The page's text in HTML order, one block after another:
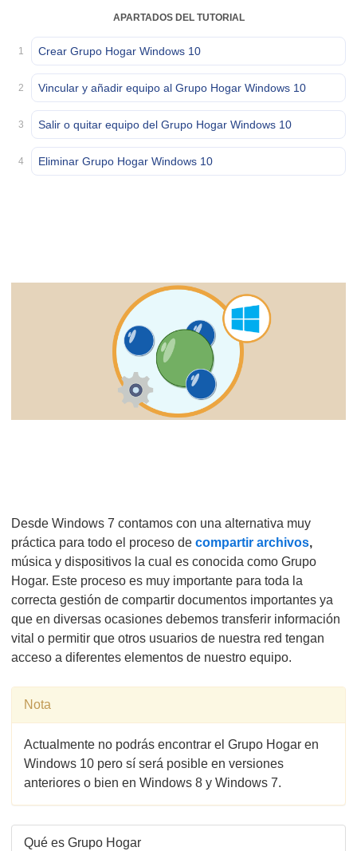
APARTADOS DEL TUTORIAL
1 Crear Grupo Hogar Windows 10
2 Vincular y añadir equipo al Grupo Hogar Windows 10
3 Salir o quitar equipo del Grupo Hogar Windows 10
4 Eliminar Grupo Hogar Windows 10
Desde Windows 7 contamos con una alternativa muy
práctica para todo el proceso de compartir archivos,
música y dispositivos la cual es conocida como Grupo
Hogar. Este proceso es muy importante para toda la
correcta gestión de compartir documentos importantes ya
que en diversas ocasiones debemos transferir información
vital o permitir que otros usuarios de nuestra red tengan
acceso a diferentes elementos de nuestro equipo.
Nota
Actualmente no podrás encontrar el Grupo Hogar en
Windows 10 pero sí será posible en versiones
anteriores o bien en Windows 8 y Windows 7.
Qué es Grupo Hogar